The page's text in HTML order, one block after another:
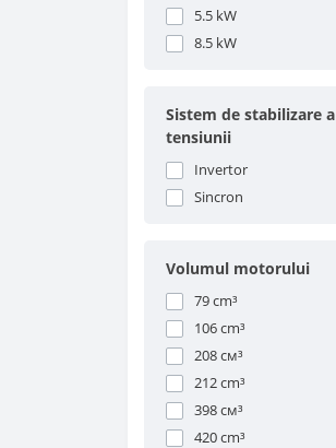
5.5 kW
8.5 kW
Sistem de stabilizare a
tensiunii
Invertor
Sincron
Volumul motorului
79 cm³
106 cm³
208 см³
212 cm³
398 см³
420 cm³